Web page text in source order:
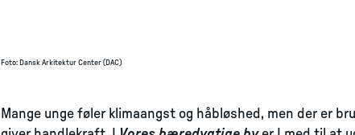
Foto: Dansk Arkitektur Center (DAC)
Mange unge føler klimaangst og håbløshed, men der er